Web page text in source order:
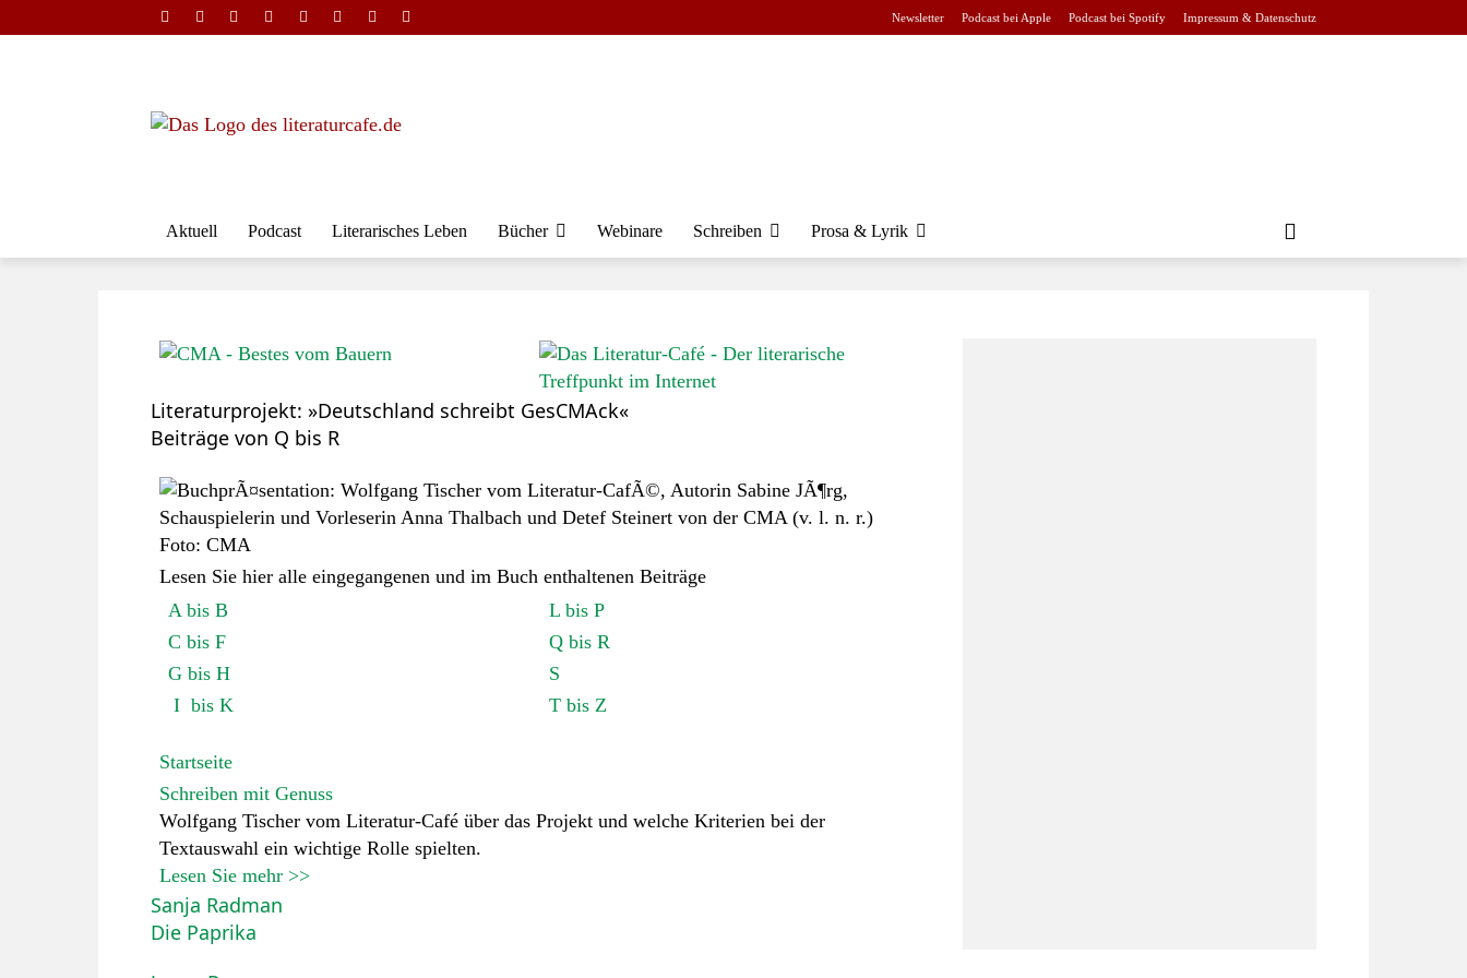
Newsletter Podcast bei Apple Podcast bei Spotify Impressum & Datenschutz
Aktuell Podcast Literarisches Leben Bücher Webinare Schreiben Prosa & Lyrik
Literaturprojekt: »Deutschland schreibt GesCMAck«
Beiträge von Q bis R
Lesen Sie hier alle eingegangenen und im Buch enthaltenen Beiträge
A bis B
L bis P
C bis F
Q bis R
G bis H
S
I bis K
T bis Z
Startseite
Schreiben mit Genuss
Wolfgang Tischer vom Literatur-Café über das Projekt und welche Kriterien bei der
Textauswahl ein wichtige Rolle spielten.
Lesen Sie mehr >>
Sanja Radman
Die Paprika